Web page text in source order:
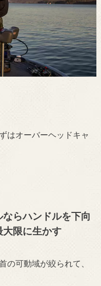
はオーバーヘッドキャ
ならハンドルを下向
大限に生かす
の可動域が絞られて、